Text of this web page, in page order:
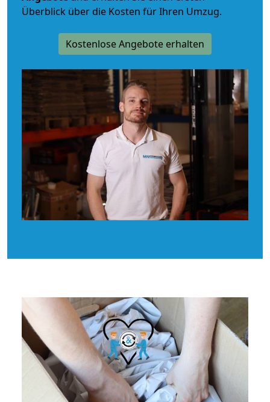
Überblick über die Kosten für Ihren Umzug.
Kostenlose Angebote erhalten